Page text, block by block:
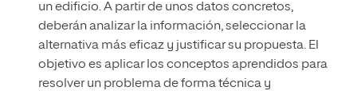
un edificio. A partir de unos datos concretos,
deberán analizar la información, seleccionar la
alternativa más eficaz y justificar su propuesta. El
objetivo es aplicar los conceptos aprendidos para
resolver un problema de forma técnica y